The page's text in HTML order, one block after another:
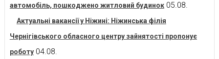
автомобіль, пошкоджено житловий будинок 05.08.
Актуальні вакансії у Ніжині: Ніжинська філія
Чернігівського обласного центру зайнятості пропонує
роботу 04.08.